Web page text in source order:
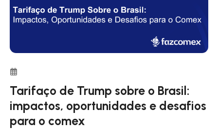
Tarifaço de Trump sobre o Brasil:
impactos, oportunidades e desafios
para o comex